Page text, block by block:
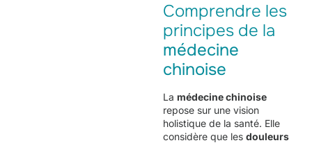
Comprendre les
principes de la
médecine
chinoise
La médecine chinoise
repose sur une vision
holistique de la santé. Elle
considère que les douleurs